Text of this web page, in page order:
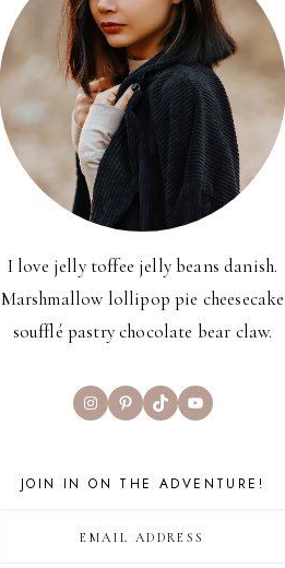
I love jelly toffee jelly beans danish.
Marshmallow lollipop pie cheesecake
soufflé pastry chocolate bear claw.
InstagramPinterest
TikTokYouTube
JOIN IN ON THE ADVENTURE!